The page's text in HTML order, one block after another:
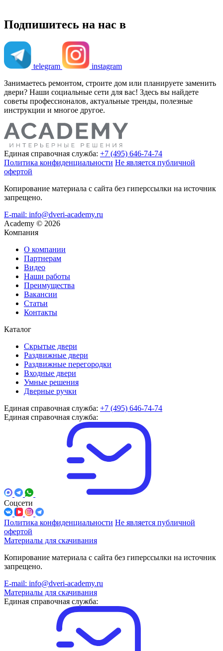
Подпишитесь на нас в
telegram
instagram
Занимаетесь ремонтом, строите дом или планируете заменить
двери? Наши социальные сети для вас! Здесь вы найдете
советы профессионалов, актуальные тренды, полезные
инструкции и многое другое.
Единая справочная служба: +7 (495) 646-74-74
Политика конфиденциальности Не является публичной
офертой
Копирование материала с сайта без гиперссылки на источник
запрещено.
E-mail: info@dveri-academy.ru
Academy © 2026
Компания
О компании
Партнерам
Видео
Наши работы
Преимущества
Вакансии
Статьи
Контакты
Каталог
Скрытые двери
Раздвижные двери
Раздвижные перегородки
Входные двери
Умные решения
Дверные ручки
Единая справочная служба: +7 (495) 646-74-74
Единая справочная служба:
Соцсети
Политика конфиденциальности Не является публичной
офертой
Материалы для скачивания
Копирование материала с сайта без гиперссылки на источник
запрещено.
E-mail: info@dveri-academy.ru
Материалы для скачивания
Единая справочная служба: